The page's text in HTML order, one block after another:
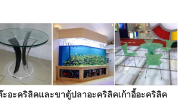
ะอะคริลิคและขาตู้ปลาอะคริลิคเก้าอี้อะคริลิค